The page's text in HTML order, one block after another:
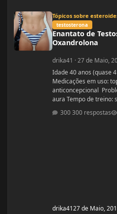
Tópicos sobre
testosterona
Enantato de
Oxandrolona
drika41 ·27 de Maio,
Idade 40 anos (quase 41) Altura: 1.54
Medicações em uso: topiramato.
anticoncepcional Problemas de Saúde: enxaqueca com
aura Tempo de treino: sério há um ano, entre indas e
mg durante 8
300 respostas
drika4127 de Maio,